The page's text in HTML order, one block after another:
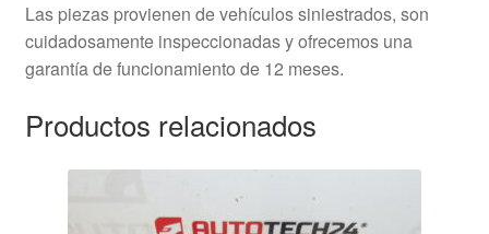
Las piezas provienen de vehículos siniestrados, son
cuidadosamente inspeccionadas y ofrecemos una
garantía de funcionamiento de 12 meses.
Productos relacionados